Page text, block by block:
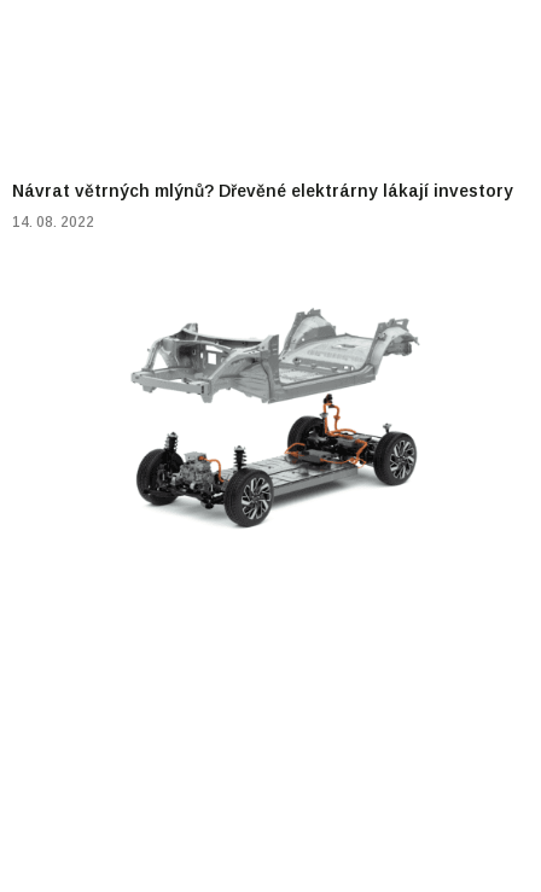
Návrat větrných mlýnů? Dřevěné elektrárny lákají investory
14. 08. 2022